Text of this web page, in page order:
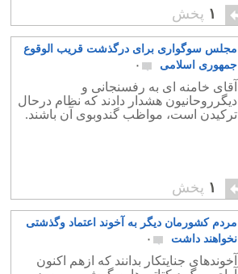
۱ پخش
مجلس سوگواری برای درگذشت قریب الوقوع
جمهوری اسلامی
۰
آقای خامنه ای به رفسنجانی و
دیگرروحانیون هشدار دادند که نظام درحال
ترکیدن است، مواظب گندوبوی آن باشند.
۱ پخش
مردم کشورمان دیگر به آخوند اعتماد وگذشتی
نخواهند داشت
۰
آخوندهای جنایتکار بدانند که ازهم اکنون